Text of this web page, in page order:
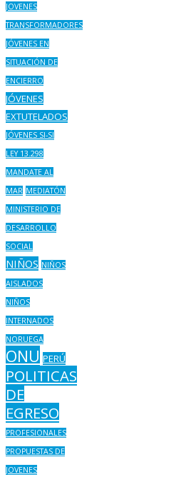
JOVENES
TRANSFORMADORES
JÓVENES EN
SITUACIÓN DE
ENCIERRO
JÓVENES
EXTUTELADOS
JÓVENES SI-SI
LEY 13.298
MANDATE AL
MAR MEDIATÓN
MINISTERIO DE
DESARROLLO
SOCIAL
NIÑOS NIÑOS
AISLADOS
NIÑOS
INTERNADOS
NORUEGA
ONU PERÚ
POLITICAS
DE
EGRESO
PROFESIONALES
PROPUESTAS DE
JOVENES